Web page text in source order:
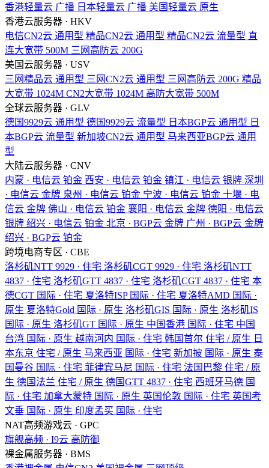
香港轻量云 广播 日本轻量云 广播 美国轻量云 原生
香港云服务器 · HKV
电信CN2云 通用型 精品CN2云 通用型 精品CN2云 流量型 直
连大宽带 500M 三网高防云 200G
美国云服务器 · USV
三网精品云 通用型 三网CN2云 通用型 三网高防云 200G 精品
大宽带 1024M CN2大宽带 1024M 高防大宽带 500M
全球云服务器 · GLV
德国9929云 通用型 德国9929云 流量型 日本BGP云 通用型 日
本BGP云 流量型 新加坡CN2云 通用型 马来西亚BGP云 通用
型
大陆云服务器 · CNV
内蒙 · 电信云 铂金 西安 · 电信云 铂金 镇江 · 电信云 银牌 深圳
· 电信云 金牌 泉州 · 电信云 铂金 宁波 · 电信云 铂金 十堰 · 电
信云 金牌 佛山 · 电信云 铂金 襄阳 · 电信云 金牌 德阳 · 电信云
银牌 绍兴 · 电信云 铂金 北京 · BGP云 金牌 广州 · BGP云 金牌
绍兴 · BGP云 铂金
跨境电商专区 · CBE
洛杉矶NTT 9929 · 住宅 洛杉矶CGT 9929 · 住宅 洛杉矶NTT
4837 · 住宅 洛杉矶GTT 4837 · 住宅 洛杉矶CGT 4837 · 住宅 本
德CGT 国际 · 住宅 夏洛特ISP 国际 · 住宅 夏洛特AMD 国际 ·
原生 夏洛特Gold 国际 · 原生 洛杉矶GIS 国际 · 原生 洛杉矶IS
国际 · 原生 洛杉矶GT 国际 · 原生 中国香港 国际 · 住宅 中国
台湾 国际 · 原生 越南河内 国际 · 住宅 韩国首尔 住宅 / 原生 日
本东京 住宅 / 原生 马来西亚 国际 · 住宅 新加披 国际 · 原生 泰
国曼谷 国际 · 住宅 菲律宾马尼 国际 · 住宅 法国巴黎 住宅 / 原
生 德国法兰 住宅 / 原生 德国GTT 4837 · 住宅 西班牙马德 国
际 · 住宅 加拿大蒙特 国际 · 原生 英国伦敦 国际 · 住宅 英国考
文垂 国际 · 原生 印度孟买 国际 · 住宅
NAT高频游戏云 · GPC
旗舰高频 · I9云 高防御
裸金属服务器 · BMS